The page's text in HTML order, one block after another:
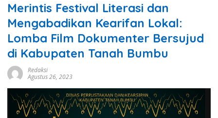
Merintis Festival Literasi dan
Mengabadikan Kearifan Lokal:
Lomba Film Dokumenter Bersujud
di Kabupaten Tanah Bumbu
Redaksi
Agustus 26, 2023